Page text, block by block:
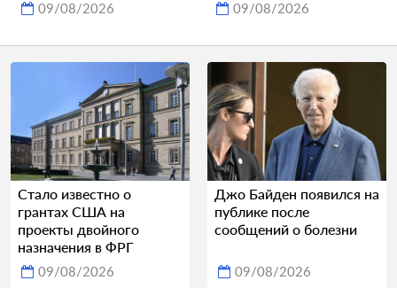
09/08/2026 09/08/2026
Стало известно о
грантах США на
проекты двойного
назначения в ФРГ
09/08/2026
Джо Байден появился на
публике после
сообщений о болезни
09/08/2026